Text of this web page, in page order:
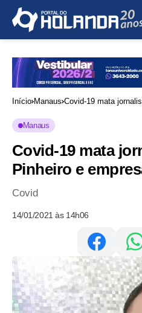
Início Manaus Covid-19 mata
Manaus
Covid-19 mata
Pinheiro e
Covid
14/01/2021 às 14h06